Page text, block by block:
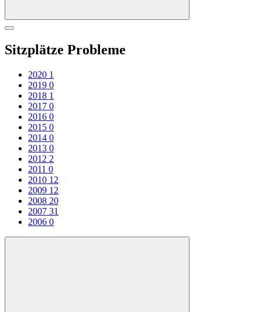
Sitzplätze Probleme
2020 1
2019 0
2018 1
2017 0
2016 0
2015 0
2014 0
2013 0
2012 2
2011 0
2010 12
2009 12
2008 20
2007 31
2006 0